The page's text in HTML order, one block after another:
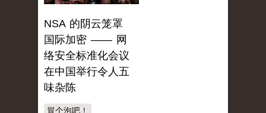
NSA 的阴云笼罩
国际加密 —— 网
络安全标准化会议
在中国举行令人五
味杂陈
冒个泡吧！